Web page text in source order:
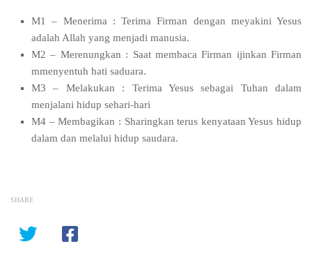
M1 – Menerima : Terima Firman dengan meyakini Yesus
adalah Allah yang menjadi manusia.
M2 – Merenungkan : Saat membaca Firman ijinkan Firman
mmenyentuh hati saduara.
M3 – Melakukan : Terima Yesus sebagai Tuhan dalam
menjalani hidup sehari-hari
M4 – Membagikan : Sharingkan terus kenyataan Yesus hidup
dalam dan melalui hidup saudara.
SHARE